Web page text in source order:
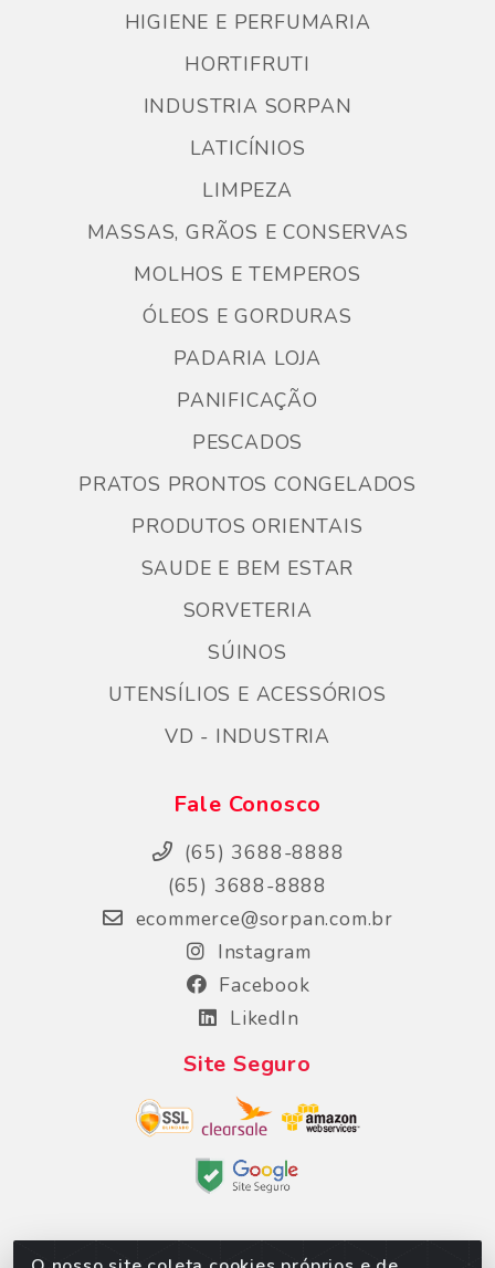
HIGIENE E PERFUMARIA
HORTIFRUTI
INDUSTRIA SORPAN
LATICÍNIOS
LIMPEZA
MASSAS, GRÃOS E CONSERVAS
MOLHOS E TEMPEROS
ÓLEOS E GORDURAS
PADARIA LOJA
PANIFICAÇÃO
PESCADOS
PRATOS PRONTOS CONGELADOS
PRODUTOS ORIENTAIS
SAUDE E BEM ESTAR
SORVETERIA
SÚINOS
UTENSÍLIOS E ACESSÓRIOS
VD - INDUSTRIA
Fale Conosco
(65) 3688-8888
(65) 3688-8888
ecommerce@sorpan.com.br
Instagram
Facebook
LikedIn
Site Seguro